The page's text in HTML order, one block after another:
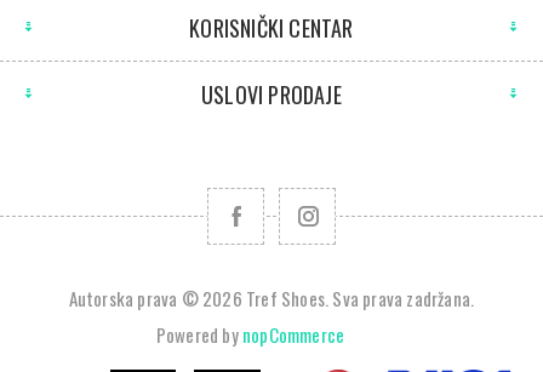
KORISNIČKI CENTAR
USLOVI PRODAJE
Autorska prava © 2026 Tref Shoes. Sva prava zadržana.
Powered bynopCommerce